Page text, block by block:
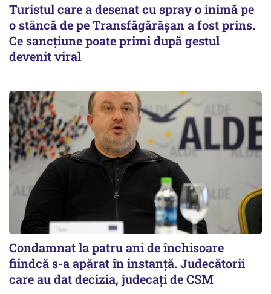
Turistul care a desenat cu spray o inimă pe
o stâncă de pe Transfăgărășan a fost prins.
Ce sancțiune poate primi după gestul
devenit viral
Condamnat la patru ani de închisoare
fiindcă s-a apărat în instanță. Judecătorii
care au dat decizia, judecați de CSM